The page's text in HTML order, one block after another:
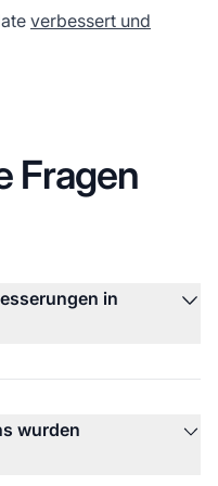
verbessert und
Fragen
in
wurden